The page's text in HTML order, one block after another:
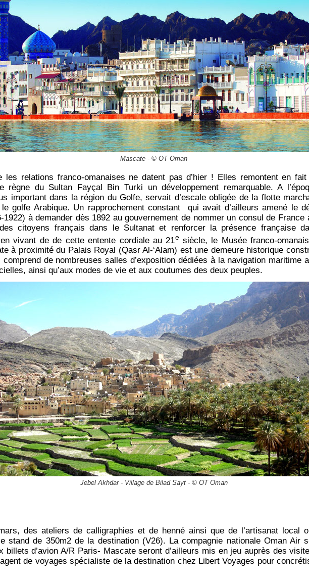
Mascate - © OT Oman
les relations franco-omanaises ne datent pas d’hier ! Elles remontent en
règne du Sultan Fayçal Bin Turki un développement remarquable. A
important dans la région du Golfe, servait d’escale obligée de la flotte
le golfe Arabique. Un rapprochement constant qui avait d’ailleurs amené le
1922) à demander dès 1892 au gouvernement de nommer un consul de France
citoyens français dans le Sultanat et renforcer la présence française
vivant de de cette entente cordiale au 21esiècle, le Musée franco-
à proximité du Palais Royal (Qasr Al-‘Alam) est une demeure historique
de nombreuses salles d’exposition dédiées à la navigation maritime
ainsi qu’aux modes de vie et aux coutumes des deux peuples.
Jebel Akhdar - Village de Bilad Sayt - © OT Oman
des ateliers de calligraphies et de henné ainsi que de l’artisanat local
stand de 350m2 de la destination (V26). La compagnie nationale Oman Air
billets d’avion A/R Paris- Mascate seront d’ailleurs mis en jeu auprès des
agent de voyages spécialiste de la destination chez Libert Voyages pour